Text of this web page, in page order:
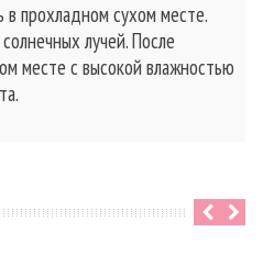
в прохладном сухом месте.
лучей. После
месте с высокой влажностью